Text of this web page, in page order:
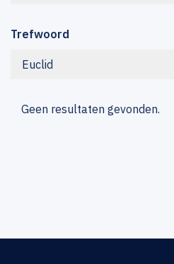
Trefwoord
Euclid
Geen resultaten gevonden.